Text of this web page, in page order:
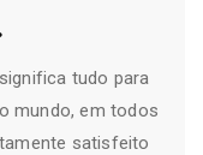
tudo para
mundo, em todos
satisfeito